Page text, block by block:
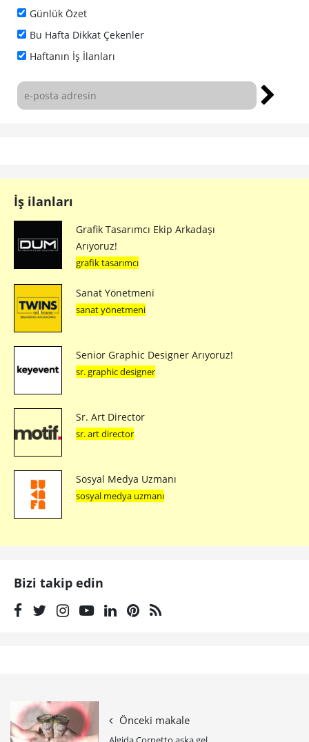
Günlük Özet
Bu Hafta Dikkat Çekenler
Haftanın İş İlanları
İş ilanları
Grafik Tasarımcı Ekip Arkadaşı
Arıyoruz!
grafik tasarımcı
Sanat Yönetmeni
sanat yönetmeni
Senior Graphic Designer Arıyoruz!
sr. graphic designer
Sr. Art Director
sr. art director
Sosyal Medya Uzmanı
sosyal medya uzmanı
Bizi takip edin
Önceki makale